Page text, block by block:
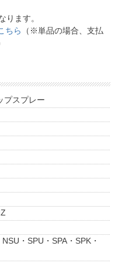
ります。
ちら
（※単品の場合、支払
プスプレー
・SPU・SPA・SPK・